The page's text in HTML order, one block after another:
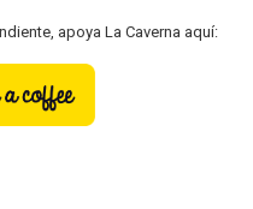
apoya La Caverna aquí: